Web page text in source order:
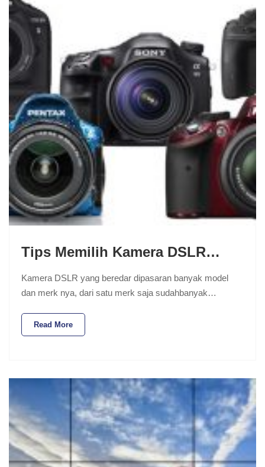
Tips Memilih Kamera DSLR…
Kamera DSLR yang beredar dipasaran banyak model
dan merk nya, dari satu merk saja sudahbanyak…
Read More